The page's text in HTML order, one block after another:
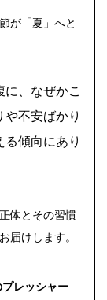
が「夏」へと
、なぜかこ
不安ばかり
傾向にあり
体とその習慣
届けします。
レッシャー